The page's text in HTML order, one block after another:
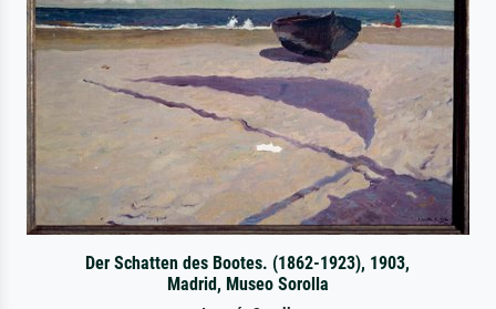
Der Schatten des Bootes. (1862-1923), 1903,
Madrid, Museo Sorolla